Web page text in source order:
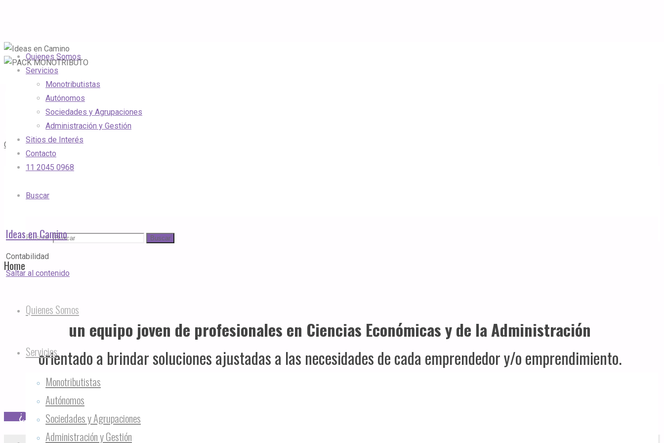
Quienes Somos
Servicios
Monotributistas
Autónomos
Sociedades y Agrupaciones
Administración y Gestión
Sitios de Interés
Contacto
11 2045 0968
Buscar
Buscar: Buscar
Ideas en Camino
Contabilidad
Saltar al contenido
Quienes Somos
Servicios
Monotributistas
Autónomos
Sociedades y Agrupaciones
Administración y Gestión
PACK MONOTRIBUTO
Olvidate de hacer trámites
Conocelo ►
Home
un equipo joven de profesionales en Ciencias Económicas y de la Administración
orientado a brindar soluciones ajustadas a las necesidades de cada emprendedor y/o emprendimiento.
¿Tenés alguna consulta?